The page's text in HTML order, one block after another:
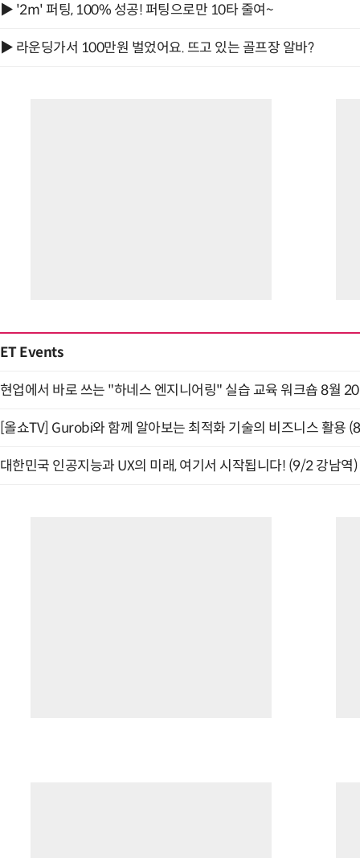
▶ '2m' 퍼팅, 100% 성공! 퍼팅으로만 10타 줄여~
▶ 라운딩가서 100만원 벌었어요. 뜨고 있는 골프장 알바?
ET Events
현업에서 바로 쓰는 "하네스 엔지니어링" 실습 교육 워크숍 8월
[올쇼TV] Gurobi와 함께 알아보는 최적화 기술의 비즈니스 활용
대한민국 인공지능과 UX의 미래, 여기서 시작됩니다! (9/2 강남역)